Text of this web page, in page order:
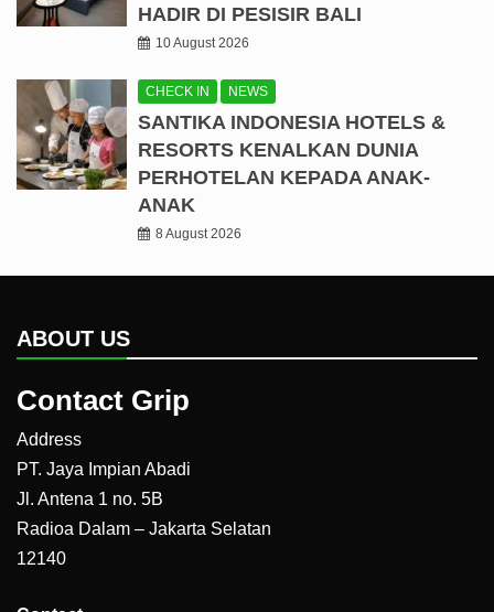
HADIR DI PESISIR BALI
10 August 2026
CHECK IN NEWS
SANTIKA INDONESIA HOTELS &
RESORTS KENALKAN DUNIA
PERHOTELAN KEPADA ANAK-
ANAK
8 August 2026
ABOUT US
Contact Grip
Address
PT. Jaya Impian Abadi
Jl. Antena 1 no. 5B
Radioa Dalam – Jakarta Selatan
12140